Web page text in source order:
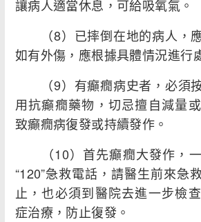
讓病人適當休息，可給吸氧氣。
（8）已摔倒在地的病人，應
如有外傷，應根據具體情況進行
（9）有癲癇病史者，必須
用抗癲癇藥物，切忌擅自減量
致癲癇病復發或持續發作。
（10）首先癲癇大發作，一
“120”急救電話，請醫生前來急
止，也必須到醫院去進一步檢
症治療，防止復發。